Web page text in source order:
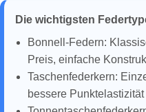
Die wichtigsten
Bonnell-Federn:
Preis, einfache
Taschenfederkern:
bessere Punktelastizität